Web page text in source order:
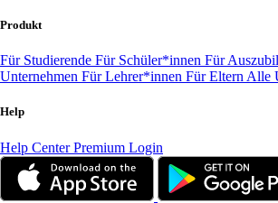
Produkt
Für Studierende Für Schüler*innen Für
Unternehmen Für Lehrer*innen Für Eltern Alle
Help
Help CenterPremium Login